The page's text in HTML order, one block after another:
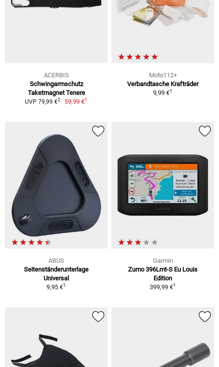
ACERBIS
Schwingarmschutz
Taketmagnet Tenere
UVP 79,99 €2 59,99 €1
Moto112+
Verbandtasche Krafträder
9,99 €1
ABUS
Seitenständerunterlage
Universal
9,95 €1
Garmin
Zumo 396Lmt-S Eu Louis
Edition
399,99 €1